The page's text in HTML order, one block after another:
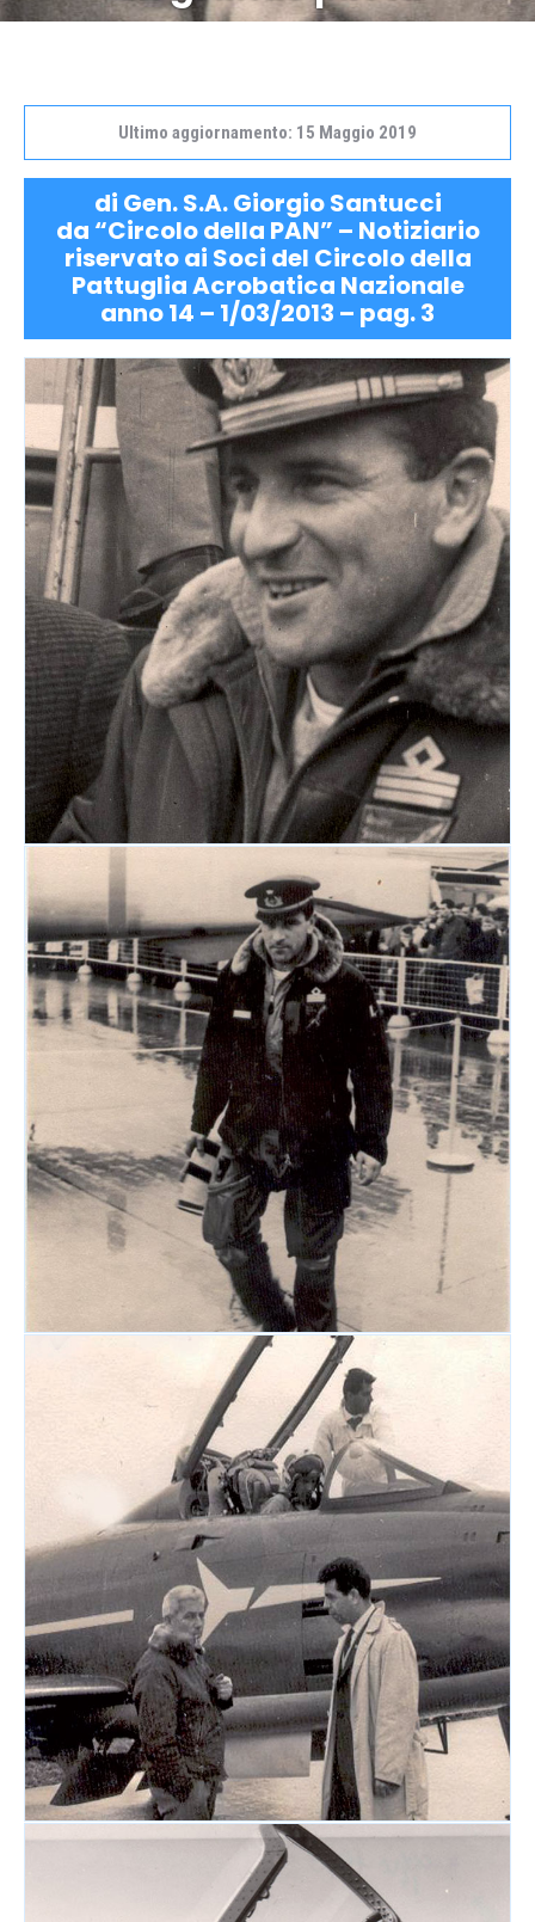
Ultimo aggiornamento: 15 Maggio 2019
di Gen. S.A. Giorgio Santucci
da “Circolo della PAN” – Notiziario
riservato ai Soci del Circolo della
Pattuglia Acrobatica Nazionale
anno 14 – 1/03/2013 – pag. 3